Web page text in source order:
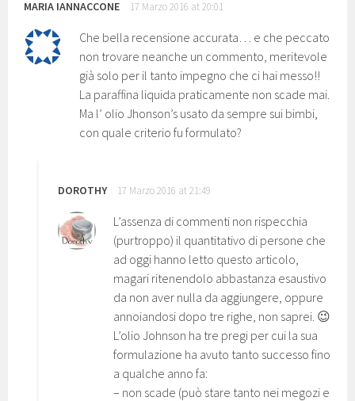
MARIA IANNACCONE 17 Marzo 2016 at 20:01
Che bella recensione accurata… e che peccato
non trovare neanche un commento, meritevole
già solo per il tanto impegno che ci hai messo!!
La paraffina liquida praticamente non scade mai.
Ma l’ olio Jhonson’s usato da sempre sui bimbi,
con quale criterio fu formulato?
DOROTHY 17 Marzo 2016 at 21:49
L’assenza di commenti non rispecchia
(purtroppo) il quantitativo di persone che
ad oggi hanno letto questo articolo,
magari ritenendolo abbastanza esaustivo
da non aver nulla da aggiungere, oppure
annoiandosi dopo tre righe, non saprei. 😉
L’olio Johnson ha tre pregi per cui la sua
formulazione ha avuto tanto successo fino
a qualche anno fa:
– non scade (può stare tanto nei megozi e